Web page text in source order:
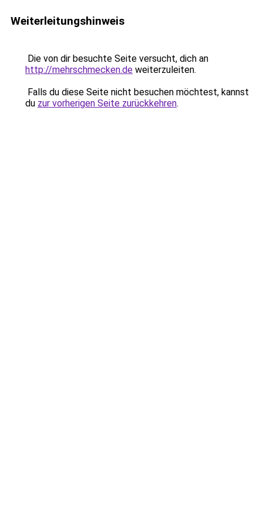
Weiterleitungshinweis
Die von dir besuchte Seite versucht, dich an
http://mehrschmecken.de weiterzuleiten.
Falls du diese Seite nicht besuchen möchtest, kannst
du zur vorherigen Seite zurückkehren.